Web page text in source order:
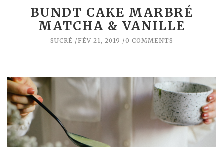
BUNDT CAKE MARBRÉ
MATCHA & VANILLE
SUCRÉ FÉV 21, 2019 0 COMMENTS